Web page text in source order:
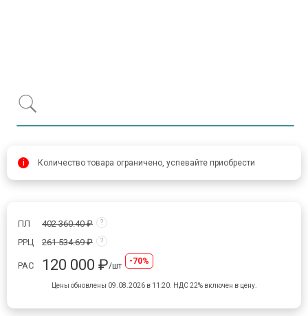
i Количество товара ограничено, успевайте приобрести
ПЛ 402 360.40 ₽ ?
РРЦ 261 534.69 ₽ ?
РАС 120 000 ₽/шт -70%
Цены обновлены 09.08.2026 в 11:20. НДС 22% включен в цену.